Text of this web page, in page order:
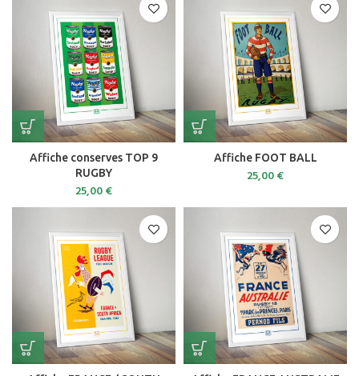
Affiche conserves TOP 9
RUGBY
25,00€
Affiche FOOT BALL
25,00€